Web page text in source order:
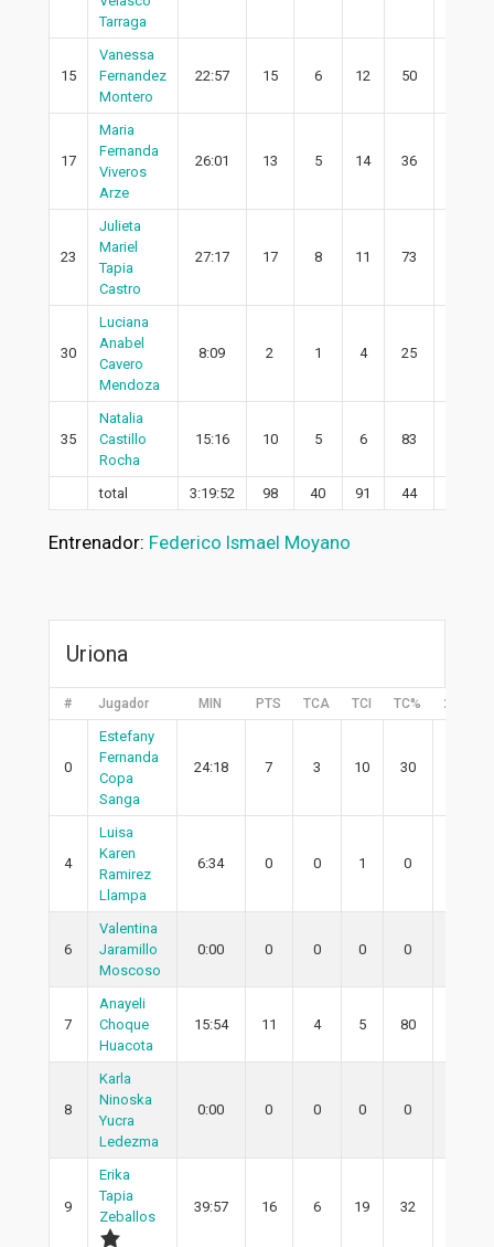
Tarraga
15
Vanessa
Fernandez
Montero
22:57 15 6 12 50
17
Maria
Fernanda
Viveros
Arze
26:01 13 5 14 36
23
Julieta
Mariel
Tapia
Castro
27:17 17 8 11 73
30
Luciana
Anabel
Cavero
Mendoza
8:09 2 1 4 25
35
Natalia
Castillo
Rocha
15:16 10 5 6 83
total 3:19:52 98 40 91 44
Entrenador: Federico Ismael Moyano
Uriona
# Jugador MIN PTS TCA TCI TC% 2PA
0
Estefany
Fernanda
Copa
Sanga
24:18 7 3 10 30
4
Luisa
Karen
Ramirez
Llampa
6:34 0 0 1 0
6
Valentina
Jaramillo
Moscoso
0:00 0 0 0 0
7
Anayeli
Choque
Huacota
15:54 11 4 5 80
8
Karla
Ninoska
Yucra
Ledezma
0:00 0 0 0 0
9
Erika
Tapia
Zeballos
39:57 16 6 19 32